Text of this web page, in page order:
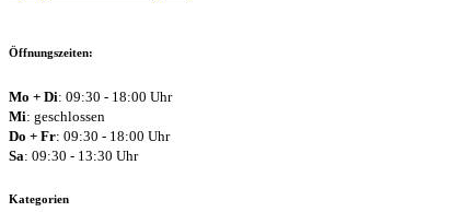
Öffnungszeiten:
Mo + Di: 09:30 - 18:00 Uhr
Mi: geschlossen
Do + Fr: 09:30 - 18:00 Uhr
Sa: 09:30 - 13:30 Uhr
Kategorien